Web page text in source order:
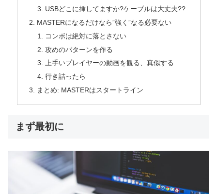
USBどこに挿してますか?ケーブルは大丈夫??
MASTERになるだけなら”強く”なる必要ない
コンボは絶対に落とさない
攻めのパターンを作る
上手いプレイヤーの動画を観る、真似する
行き詰ったら
まとめ: MASTERはスタートライン
まず最初に